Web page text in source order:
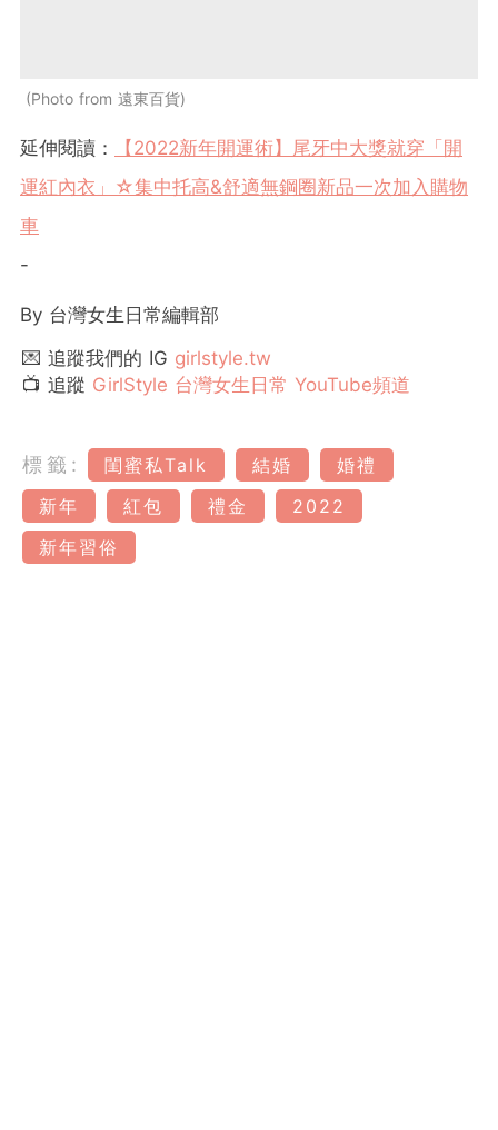
Photo from 遠東百貨
延伸閱讀：
【2022新年開運術】尾牙中大獎就穿「開
運紅內衣」☆集中托高&舒適無鋼圈新品一次加入購物
車
-
By 台灣女生日常編輯部
💌 追蹤我們的 IG girlstyle.tw
📺 追蹤 GirlStyle 台灣女生日常 YouTube頻道
標籤: 閨蜜私Talk 結婚
婚禮
新年
紅包 禮金
2022
新年習俗